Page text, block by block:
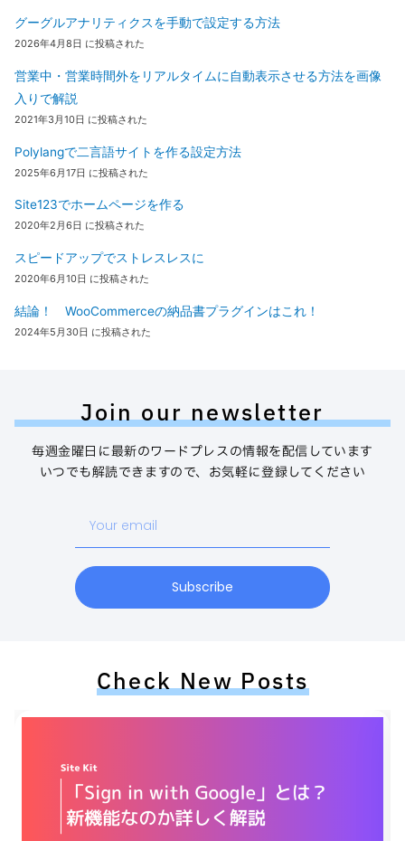
グーグルアナリティクスを手動で設定する方法
2026年4月8日 に投稿された
営業中・営業時間外をリアルタイムに自動表示させる方法を画像
入りで解説
2021年3月10日 に投稿された
Polylangで二言語サイトを作る設定方法
2025年6月17日 に投稿された
Site123でホームページを作る
2020年2月6日 に投稿された
スピードアップでストレスレスに
2020年6月10日 に投稿された
結論！ WooCommerceの納品書プラグインはこれ！
2024年5月30日 に投稿された
Join our newsletter
毎週金曜日に最新のワードプレスの情報を配信しています
いつでも解読できますので、お気軽に登録してください
email
Subscribe
Check New Posts